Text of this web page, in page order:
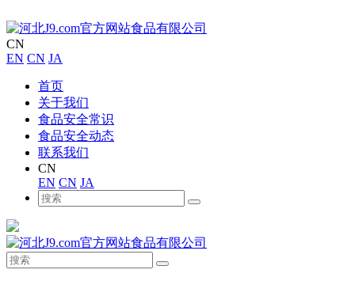
CN
EN CN JA
首页
关于我们
食品安全常识
食品安全动态
联系我们
CN
EN CN JA